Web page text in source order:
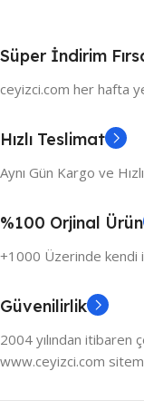
Süper İndirim
ceyizci.com her hafta
Hızlı Teslimat
Aynı Gün Kargo ve
%100 Orjinal Ürün
+1000 Üzerinde kendi
Güvenilirlik
2004 yılından itibaren
www.ceyizci.com